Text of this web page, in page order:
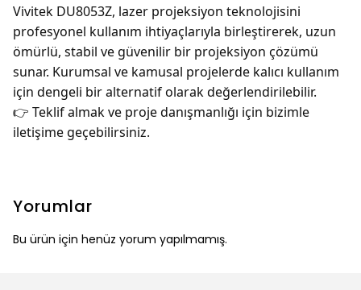
Vivitek DU8053Z, lazer projeksiyon teknolojisini
profesyonel kullanım ihtiyaçlarıyla birleştirerek, uzun
ömürlü, stabil ve güvenilir bir projeksiyon çözümü
sunar. Kurumsal ve kamusal projelerde kalıcı kullanım
için dengeli bir alternatif olarak değerlendirilebilir.
👉 Teklif almak ve proje danışmanlığı için bizimle
iletişime geçebilirsiniz.
Yorumlar
Bu ürün için henüz yorum yapılmamış.